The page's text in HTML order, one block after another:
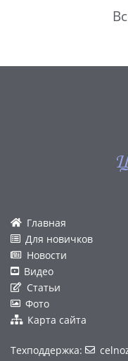
Главная
Для новичков
Новости
Видео
Статьи
Фото
Карта сайта
Техподдержка: